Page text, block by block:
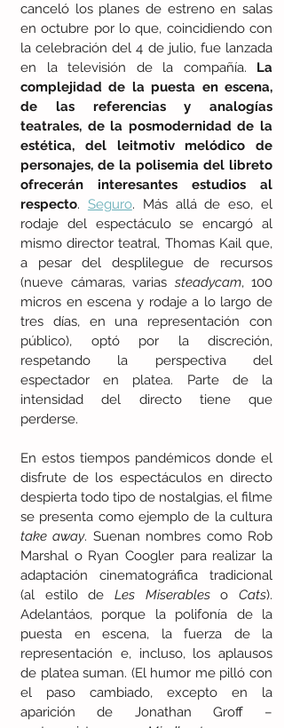
canceló los planes de estreno en salas
en octubre por lo que, coincidiendo con
la celebración del 4 de julio, fue lanzada
en la televisión de la compañía. La
complejidad de la puesta en escena,
de las referencias y analogías
teatrales, de la posmodernidad de la
estética, del leitmotiv melódico de
personajes, de la polisemia del libreto
ofrecerán interesantes estudios al
respecto. Seguro. Más allá de eso, el
rodaje del espectáculo se encargó al
mismo director teatral, Thomas Kail que,
a pesar del desplilegue de recursos
(nueve cámaras, varias steadycam, 100
micros en escena y rodaje a lo largo de
tres días, en una representación con
público), optó por la discreción,
respetando la perspectiva del
espectador en platea. Parte de la
intensidad del directo tiene que
perderse.
En estos tiempos pandémicos donde el
disfrute de los espectáculos en directo
despierta todo tipo de nostalgias, el filme
take away. Suenan nombres como Rob
Marshal o Ryan Coogler para realizar la
adaptación cinematográfica tradicional
(al estilo de Les Miserables o Cats).
Adelantáos, porque la polifonía de la
puesta en escena, la fuerza de la
representación e, incluso, los aplausos
de platea suman. (El humor me pilló con
el paso cambiado, excepto en la
aparición de Jonathan Groff –